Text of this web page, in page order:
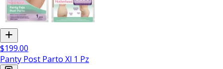
$199.00
Panty Post Parto Xl 1 Pz